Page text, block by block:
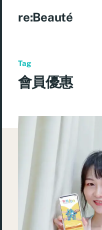
re:Beauté
Tag
會員優惠